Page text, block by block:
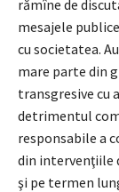
rămîne de
mesajele
cu societatea.
mare parte din
transgresive cu
detrimentul
responsabile a
din intervenţiile
şi pe termen